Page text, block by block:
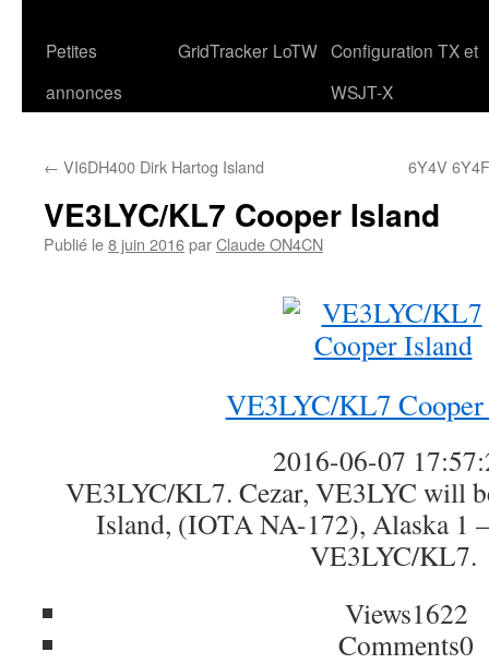
Petites
annonces
GridTracker LoTW Configuration TX et
WSJT-X
← VI6DH400 Dirk Hartog Island 6Y4V
VE3LYC/KL7 Cooper Island
Publié le8 juin 2016parClaude ON4CN
VE3LYC/KL7
2016-06-07
VE3LYC/KL7. Cezar, VE3LYC will
Island, (IOTA NA-172), Alaska 1
VE3LYC/KL7.
Views1622
Comments0